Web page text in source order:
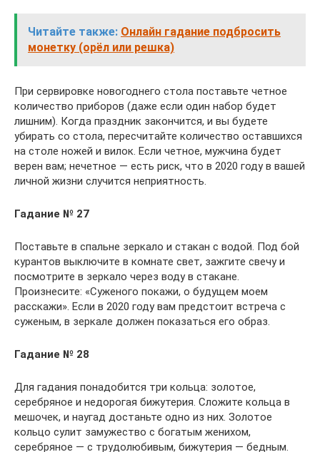
Читайте также: Онлайн гадание подбросить
монетку (орёл или решка)
При сервировке новогоднего стола поставьте четное
количество приборов (даже если один набор будет
лишним). Когда праздник закончится, и вы будете
убирать со стола, пересчитайте количество оставшихся
на столе ножей и вилок. Если четное, мужчина будет
верен вам; нечетное — есть риск, что в 2020 году в вашей
личной жизни случится неприятность.
Гадание № 27
Поставьте в спальне зеркало и стакан с водой. Под бой
курантов выключите в комнате свет, зажгите свечу и
посмотрите в зеркало через воду в стакане.
Произнесите: «Суженого покажи, о будущем моем
расскажи». Если в 2020 году вам предстоит встреча с
суженым, в зеркале должен показаться его образ.
Гадание № 28
Для гадания понадобится три кольца: золотое,
серебряное и недорогая бижутерия. Сложите кольца в
мешочек, и наугад достаньте одно из них. Золотое
кольцо сулит замужество с богатым женихом,
серебряное — с трудолюбивым, бижутерия — бедным.